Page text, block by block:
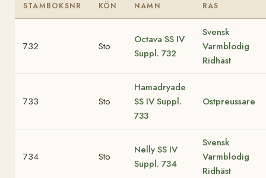
STAMBOKSNR KÖN NAMN RAS
732 Sto
Octava SS IV
Suppl. 732
Svensk
Varmblodig
Ridhäst
733 Sto
Hamadryade
SS IV Suppl.
733
Ostpreussare
734 Sto
NellySS IV
Suppl. 734
Svensk
Varmblodig
Ridhäst